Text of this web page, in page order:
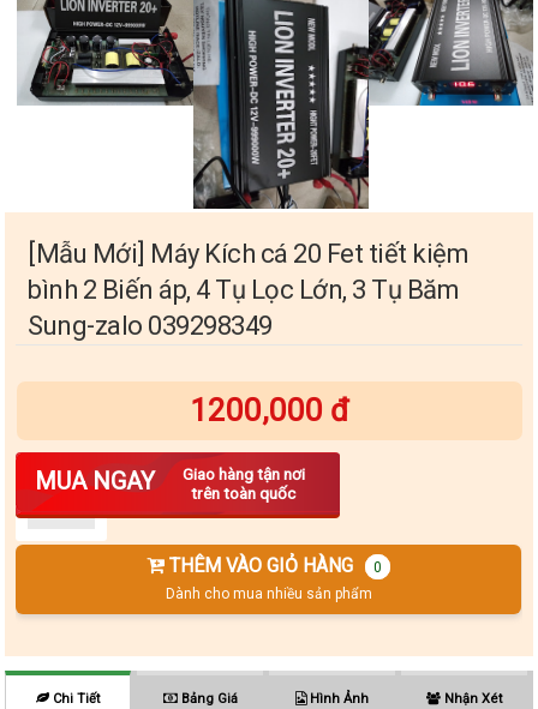
[Mẫu Mới] Máy Kích cá 20 Fet tiết kiệm
bình 2 Biến áp, 4 Tụ Lọc Lớn, 3 Tụ Băm
Sung-zalo 039298349
1200,000 đ
MUA NGAY
Giao hàng tận nơi
trên toàn quốc
Số lượng
THÊM VÀO GIỎ HÀNG
0
Dành cho mua nhiều sản phẩm
Chi Tiết Bảng Giá Hình Ảnh Nhận Xét